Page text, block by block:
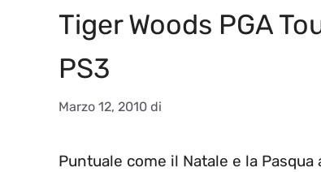
Tiger Woods PGA
PS3
Marzo 12, 2010 di
Puntuale come il Natale e la Pasqua